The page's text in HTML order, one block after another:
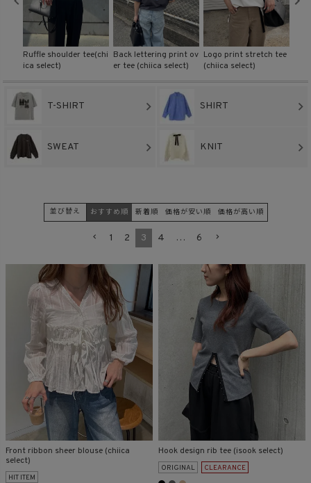
商品タイプ
ORIGINAL HIT ITEM
カラー
〜
在庫なし商品
表示する 表示しない
Ruffle shoulder tee(chi
ica select)
Back lettering print ov
er tee (chiica select)
Logo print stretch tee
(chiica select)
T-SHIRT SHIRT
SWEAT KNIT
並び替え おすすめ順 新着順 価格が安い順 価格が高い順
1 2 3 4 … 6
Front ribbon sheer blouse (chiica
select)
HIT ITEM
Hook design rib tee (isook select)
ORIGINAL CLEARANCE